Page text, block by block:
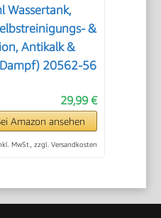
Wassertank,
&
Antikalk &
20562-56
29,99 €
Amazon ansehen
MwSt., zzgl. Versandkosten